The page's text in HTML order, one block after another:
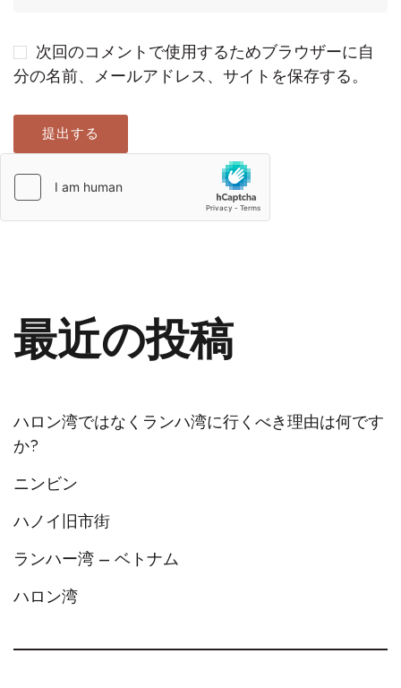
次回のコメントで使用するためブラウザーに自
分の名前、メールアドレス、サイトを保存する。
最近の投稿
ハロン湾ではなくランハ湾に行くべき理由は何です
か?
ニンビン
ハノイ旧市街
ランハー湾 – ベトナム
ハロン湾Italian